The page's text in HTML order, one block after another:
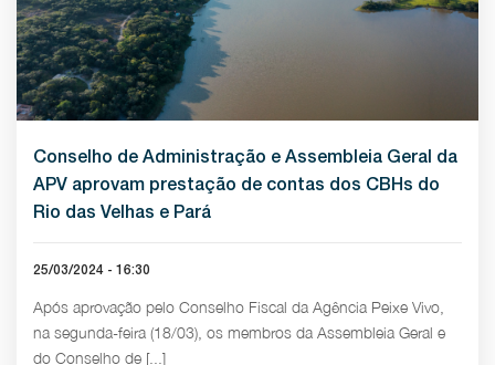
Conselho de Administração e Assembleia Geral da
APV aprovam prestação de contas dos CBHs do
Rio das Velhas e Pará
25/03/2024 - 16:30
Após aprovação pelo Conselho Fiscal da Agência Peixe Vivo,
na segunda-feira (18/03), os membros da Assembleia Geral e
do Conselho de [...]